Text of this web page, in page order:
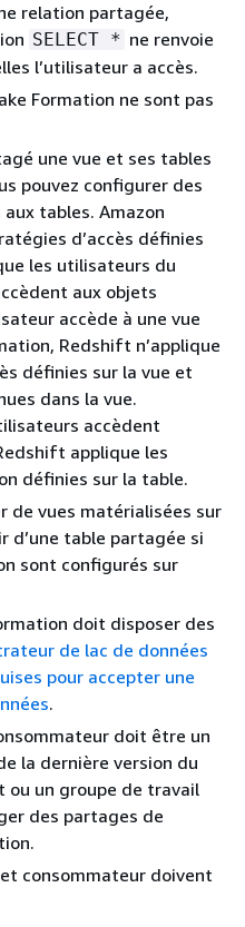
relation partagée,
SELECT * ne renvoie
l’utilisateur a accès.
Formation ne sont pas
une vue et ses tables
pouvez configurer des
tables. Amazon
d’accès définies
les utilisateurs du
aux objets
accède à une vue
Redshift n’applique
définies sur la vue et
dans la vue.
accèdent
applique les
définies sur la table.
de vues matérialisées sur
d’une table partagée si
sont configurés sur
doit disposer des
de lac de données
pour accepter une
.
doit être un
la dernière version du
ou un groupe de travail
des partages de
consommateur doivent